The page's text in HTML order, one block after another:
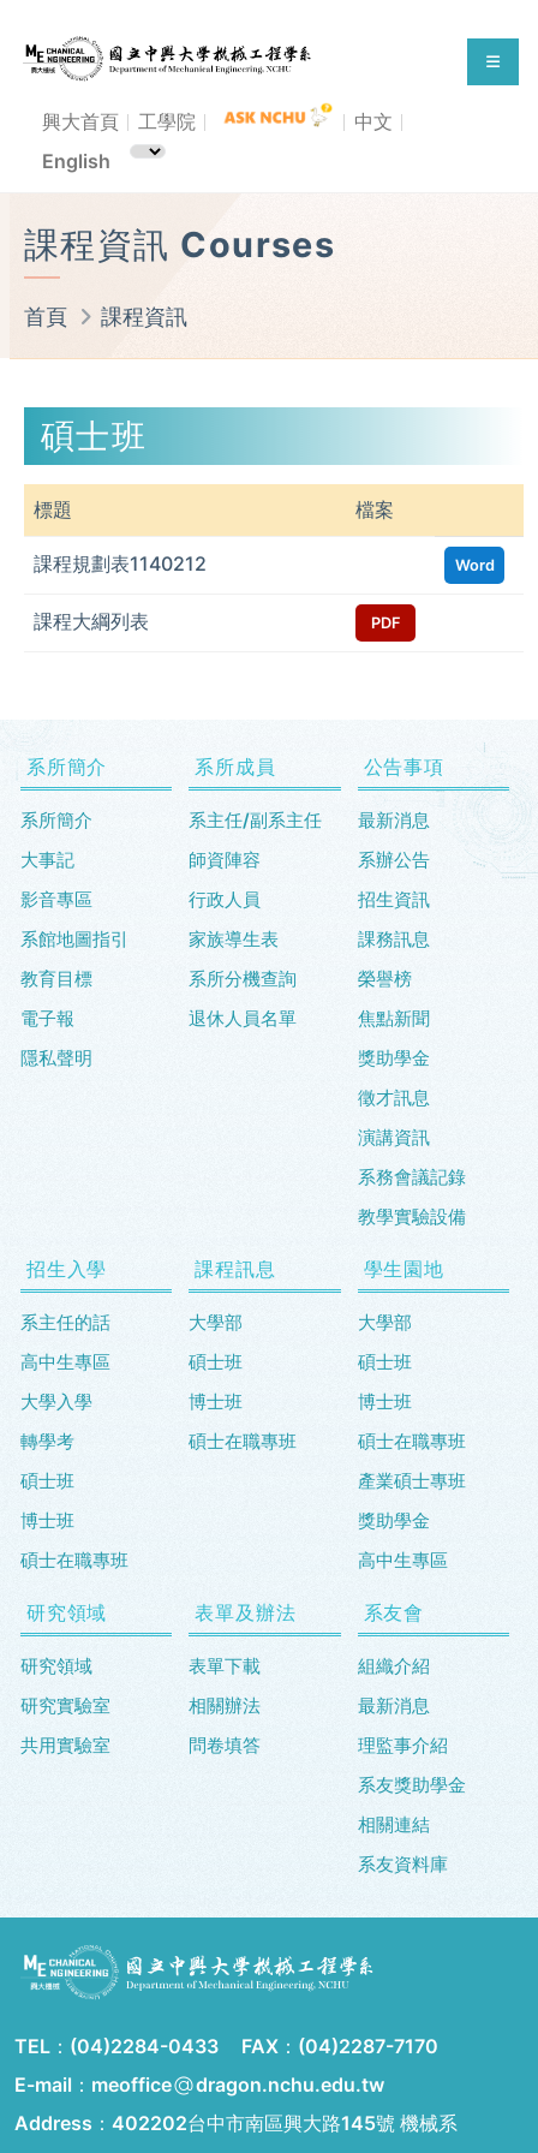
興大首頁 工學院
中文
English
課程資訊 Courses
首頁 課程資訊
碩士班
標題 檔案
課程規劃表1140212 Word
課程大綱列表 PDF
系所簡介
系所簡介
大事記
影音專區
系館地圖指引
教育目標
電子報
隱私聲明
系所成員
系主任/副系主任
師資陣容
行政人員
家族導生表
系所分機查詢
退休人員名單
公告事項
最新消息
系辦公告
招生資訊
課務訊息
榮譽榜
焦點新聞
獎助學金
徵才訊息
演講資訊
系務會議記錄
教學實驗設備
招生入學
系主任的話
高中生專區
大學入學
轉學考
碩士班
博士班
碩士在職專班
課程訊息
大學部
碩士班
博士班
碩士在職專班
學生園地
大學部
碩士班
博士班
碩士在職專班
產業碩士專班
獎助學金
高中生專區
研究領域
研究領域
研究實驗室
共用實驗室
表單及辦法
表單下載
相關辦法
問卷填答
系友會
組織介紹
最新消息
理監事介紹
系友獎助學金
相關連結
系友資料庫
TEL： (04)2284-0433 FAX： (04)2287-7170
E-mail：meoffice
dragon.nchu.edu.tw
Address： 402202台中市南區興大路145號 機械系